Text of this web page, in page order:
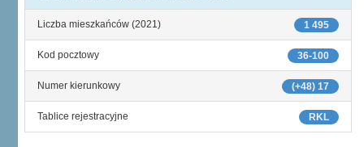
1 495
Liczba mieszkańców (2021)
36-100
Kod pocztowy
(+48) 17
Numer kierunkowy
RKL
Tablice rejestracyjne